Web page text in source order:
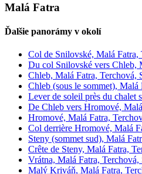
Malá Fatra
Ďalšie panorámy v okolí
Col de Snilovské, Malá Fatra,
Du col Snilovské vers Chleb,
Chleb, Malá Fatra, Terchová,
Chleb (sous le sommet),
Lever de soleil près du chalet
De Chleb vers Hromové,
Hromové, Malá Fatra,
Col derrière Hromové, Malá
Steny (sommet sud), Malá
Crête de Steny, Malá Fatra,
Vrátna, Malá Fatra, Terchová,
Malý Kriváň, Malá Fatra,